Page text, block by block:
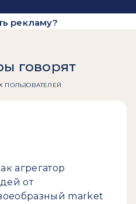
рекламу?
говорят
ПОЛЬЗОВАТЕЛЕЙ
агрегатор
от
market